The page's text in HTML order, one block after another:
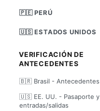
🇵🇪 PERÚ
🇺🇸 ESTADOS UNIDOS
VERIFICACIÓN DE
ANTECEDENTES
🇧🇷 Brasil - Antecedentes
🇺🇸 EE. UU. - Pasaporte y
entradas/salidas